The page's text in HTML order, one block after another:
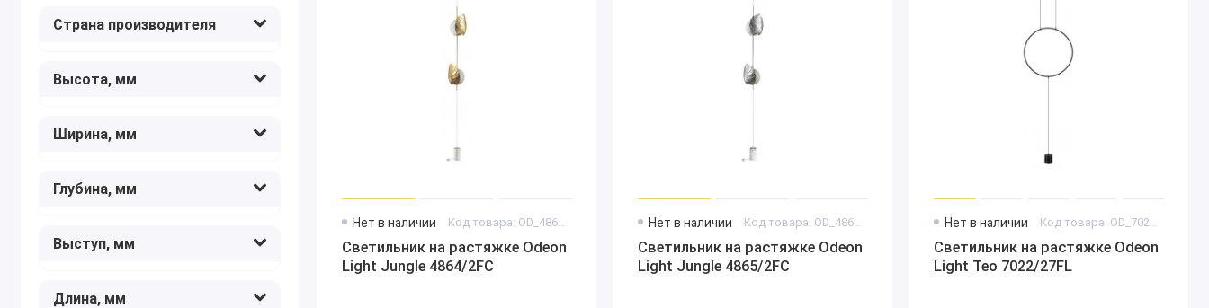
Страна производителя
Высота, мм
Ширина, мм
Глубина, мм
Выступ, мм
Длина, мм
Нет в наличии Код товара: OD_4864_2FC
Светильник на растяжке Odeon
Light Jungle 4864/2FC
Нет в наличии Код товара: OD_4865_2FC
Светильник на растяжке Odeon
Light Jungle 4865/2FC
Нет в наличии Код товара: OD_7022_27FL
Светильник на растяжке Odeon
Light Teo 7022/27FL